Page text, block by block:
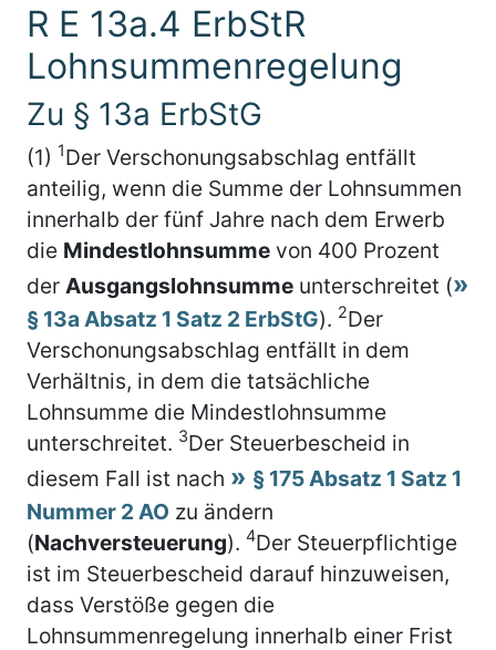
R E 13a.4 ErbStR
Lohnsummenregelung
Zu § 13a ErbStG
(1) 1Der Verschonungsabschlag entfällt
anteilig, wenn die Summe der Lohnsummen
innerhalb der fünf Jahre nach dem Erwerb
die Mindestlohnsumme von 400 Prozent
der Ausgangslohnsumme unterschreitet (
§ 13a Absatz 1 Satz 2 ErbStG). 2Der
Verschonungsabschlag entfällt in dem
Verhältnis, in dem die tatsächliche
Lohnsumme die Mindestlohnsumme
unterschreitet. 3Der Steuerbescheid in
diesem Fall ist nach
§ 175 Absatz 1 Satz 1
Nummer 2 AO zu ändern
(Nachversteuerung). 4Der Steuerpflichtige
ist im Steuerbescheid darauf hinzuweisen,
dass Verstöße gegen die
Lohnsummenregelung innerhalb einer Frist